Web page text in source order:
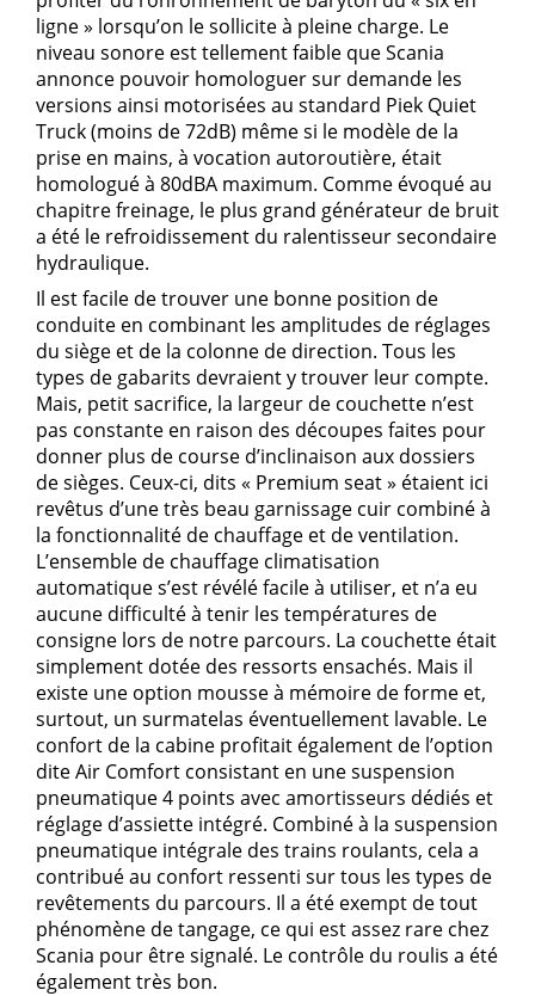
ligne » lorsqu’on le sollicite à pleine charge. Le
niveau sonore est tellement faible que Scania
annonce pouvoir homologuer sur demande les
versions ainsi motorisées au standard Piek Quiet
Truck (moins de 72dB) même si le modèle de la
prise en mains, à vocation autoroutière, était
homologué à 80dBA maximum. Comme évoqué au
chapitre freinage, le plus grand générateur de bruit
a été le refroidissement du ralentisseur secondaire
hydraulique.
Il est facile de trouver une bonne position de
conduite en combinant les amplitudes de réglages
du siège et de la colonne de direction. Tous les
types de gabarits devraient y trouver leur compte.
Mais, petit sacrifice, la largeur de couchette n’est
pas constante en raison des découpes faites pour
donner plus de course d’inclinaison aux dossiers
de sièges. Ceux-ci, dits « Premium seat » étaient ici
revêtus d’une très beau garnissage cuir combiné à
la fonctionnalité de chauffage et de ventilation.
L’ensemble de chauffage climatisation
automatique s’est révélé facile à utiliser, et n’a eu
aucune difficulté à tenir les températures de
consigne lors de notre parcours. La couchette était
simplement dotée des ressorts ensachés. Mais il
existe une option mousse à mémoire de forme et,
surtout, un surmatelas éventuellement lavable. Le
confort de la cabine profitait également de l’option
dite Air Comfort consistant en une suspension
pneumatique 4 points avec amortisseurs dédiés et
réglage d’assiette intégré. Combiné à la suspension
pneumatique intégrale des trains roulants, cela a
contribué au confort ressenti sur tous les types de
revêtements du parcours. Il a été exempt de tout
phénomène de tangage, ce qui est assez rare chez
Scania pour être signalé. Le contrôle du roulis a été
également très bon.